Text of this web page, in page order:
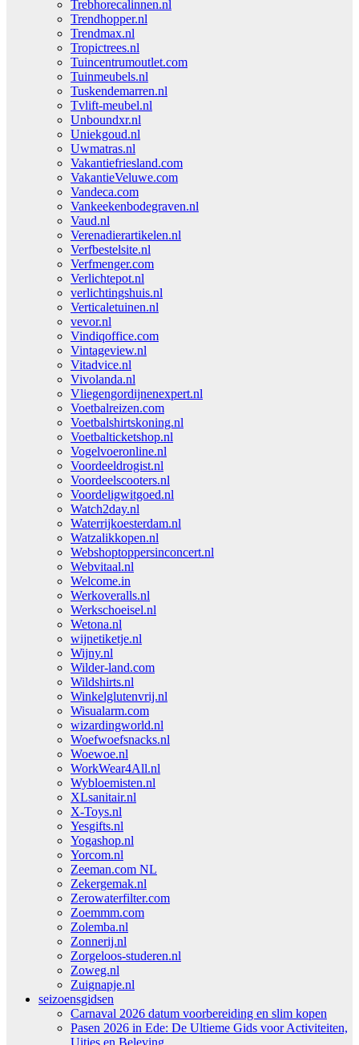
Trebhorecalinnen.nl
Trendhopper.nl
Trendmax.nl
Tropictrees.nl
Tuincentrumoutlet.com
Tuinmeubels.nl
Tuskendemarren.nl
Tvlift-meubel.nl
Unboundxr.nl
Uniekgoud.nl
Uwmatras.nl
Vakantiefriesland.com
VakantieVeluwe.com
Vandeca.com
Vankeekenbodegraven.nl
Vaud.nl
Verenadierartikelen.nl
Verfbestelsite.nl
Verfmenger.com
Verlichtepot.nl
verlichtingshuis.nl
Verticaletuinen.nl
vevor.nl
Vindiqoffice.com
Vintageview.nl
Vitadvice.nl
Vivolanda.nl
Vliegengordijnenexpert.nl
Voetbalreizen.com
Voetbalshirtskoning.nl
Voetbalticketshop.nl
Vogelvoeronline.nl
Voordeeldrogist.nl
Voordeelscooters.nl
Voordeligwitgoed.nl
Watch2day.nl
Waterrijkoesterdam.nl
Watzalikkopen.nl
Webshoptoppersinconcert.nl
Webvitaal.nl
Welcome.in
Werkoveralls.nl
Werkschoeisel.nl
Wetona.nl
wijnetiketje.nl
Wijny.nl
Wilder-land.com
Wildshirts.nl
Winkelglutenvrij.nl
Wisualarm.com
wizardingworld.nl
Woefwoefsnacks.nl
Woewoe.nl
WorkWear4All.nl
Wybloemisten.nl
XLsanitair.nl
X-Toys.nl
Yesgifts.nl
Yogashop.nl
Yorcom.nl
Zeeman.com NL
Zekergemak.nl
Zerowaterfilter.com
Zoemmm.com
Zolemba.nl
Zonnerij.nl
Zorgeloos-studeren.nl
Zoweg.nl
Zuignapje.nl
seizoensgidsen
Carnaval 2026 datum voorbereiding en slim kopen
Pasen 2026 in Ede: De Ultieme Gids voor Activiteiten,
Uitjes en Beleving